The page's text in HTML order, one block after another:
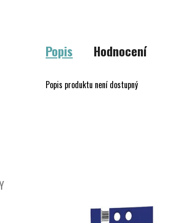
Popis Hodnocení
Popis produktu není dostupný